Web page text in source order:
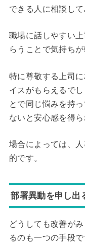
できる人に相談し
職場に話しやすい
らうことで気持ち
特に尊敬する上司
イスがもらえるで
とで同じ悩みを持
ないと安心感を得
場合によっては、
的です。
部署異動を申し出
どうしても改善が
るのも一つの手段